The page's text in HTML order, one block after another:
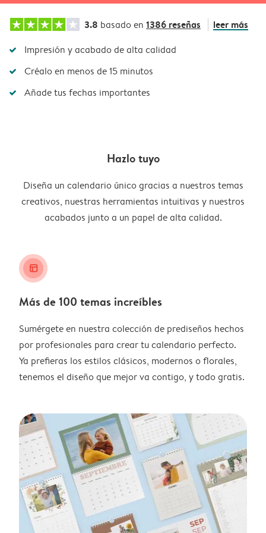
3.8 basado en 1386 reseñas leer más
Impresión y acabado de alta calidad
Créalo en menos de 15 minutos
Añade tus fechas importantes
Hazlo tuyo
Diseña un calendario único gracias a nuestros temas
creativos, nuestras herramientas intuitivas y nuestros
acabados junto a un papel de alta calidad.
layout_alt
Más de 100 temas increíbles
Sumérgete en nuestra colección de prediseños hechos
por profesionales para crear tu calendario perfecto.
Ya prefieras los estilos clásicos, modernos o florales,
tenemos el diseño que mejor va contigo, y todo gratis.